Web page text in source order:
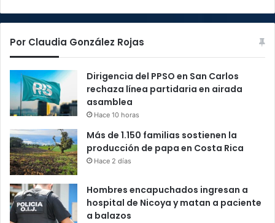
Por Claudia González Rojas
Dirigencia del PPSO en San Carlos
rechaza línea partidaria en airada
asamblea
Hace 10 horas
Más de 1.150 familias sostienen la
producción de papa en Costa Rica
Hace 2 días
Hombres encapuchados ingresan a
hospital de Nicoya y matan a paciente
a balazos